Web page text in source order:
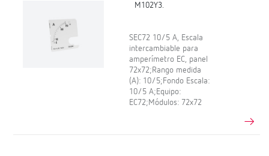
M102Y3.
SEC72 10/5 A, Escala
intercambiable para
amperímetro EC, panel
72x72;Rango medida
(A): 10/5;Fondo Escala:
10/5 A;Equipo:
EC72;Módulos: 72x72